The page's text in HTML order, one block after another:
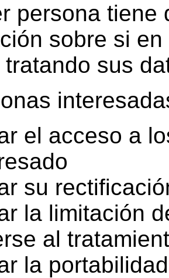
persona tiene
sobre si
sus
el acceso a
su
la limitación
al
la